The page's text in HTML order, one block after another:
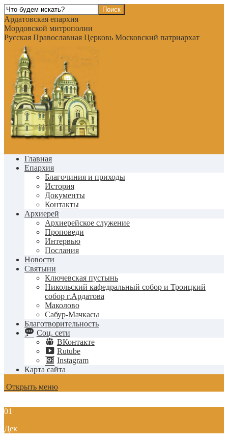
Ардатовская епархия
Мордовской митрополии
Русская Православная Церковь Московский патриархат
Главная
Епархия
Благочиния и приходы
История
Документы
Контакты
Архиерей
Архиерейское служение
Проповеди
Интервью
Послания
Новости
Святыни
Ключевская пустынь
Никольский кафедральный собор и Троицкий
собор г.Ардатова
Маколово
Сабур-Мачкасы
Благотворительность
Соц. сети
ВКонтакте
Rutube
Instagram
Карта сайта
Открыть меню
01
Дек